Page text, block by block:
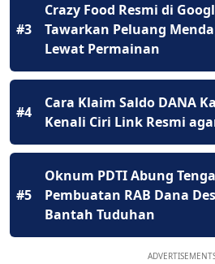
#3
Crazy Food Resmi di
Tawarkan Peluang
Lewat Permainan
#4
Cara Klaim Saldo DANA
Kenali Ciri Link Resmi
#5
Oknum PDTI Abung
Pembuatan RAB Dana
Bantah Tuduhan